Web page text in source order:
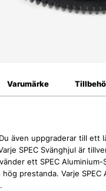
även uppgraderar till
SPEC Svänghjul är
ett SPEC
prestanda. Varje
Varumärke